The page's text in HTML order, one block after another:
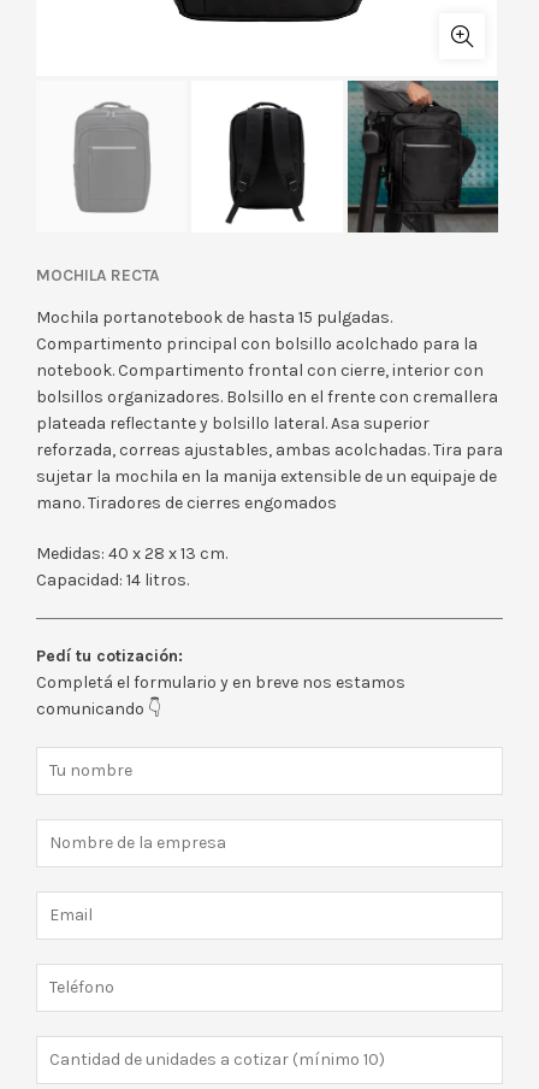
MOCHILA RECTA
Mochila portanotebook de hasta 15 pulgadas.
Compartimento principal con bolsillo acolchado para la
notebook. Compartimento frontal con cierre, interior con
bolsillos organizadores. Bolsillo en el frente con cremallera
plateada reflectante y bolsillo lateral. Asa superior
reforzada, correas ajustables, ambas acolchadas. Tira para
sujetar la mochila en la manija extensible de un equipaje de
mano. Tiradores de cierres engomados
Medidas: 40 x 28 x 13 cm.
Capacidad: 14 litros.
Pedí tu cotización:
Completá el formulario y en breve nos estamos
comunicando 👇